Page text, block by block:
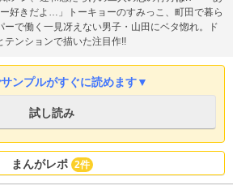
好きだよ…」トーキョーのすみっこ、町田で暮ら
で働く一見冴えない男子・山田にベタ惚れ。ド
テンションで描いた注目作!!
ンプルがすぐに読めます▼
試し読み
まんがレポ 2件